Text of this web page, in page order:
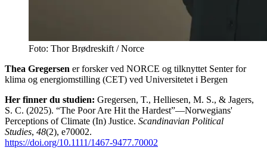
Foto: Thor Brødreskift / Norce
Thea Gregersen er forsker ved NORCE og tilknyttet Senter for
klima og energiomstilling (CET) ved Universitetet i Bergen
Her finner du studien: Gregersen, T., Helliesen, M. S., & Jagers,
S. C. (2025). “The Poor Are Hit the Hardest”—Norwegians'
Perceptions of Climate (In) Justice. Scandinavian Political
Studies, 48(2), e70002.
https://doi.org/10.1111/1467-9477.70002